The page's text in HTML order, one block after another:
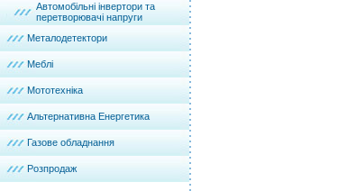
Автомобільні інвертори та
перетворювачі напруги
Металодетектори
Меблі
Мототехніка
Альтернативна Енергетика
Газове обладнання
Розпродаж